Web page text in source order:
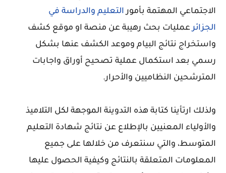
الاجتماعي المهتمة بأمور التعليم والدراسة في
الجزائرعمليات بحث رهيبة عن منصة او موقع كشف
واستخراج نتائج البيام وموعد الكشف عنها بشكل
رسمي بعد استكمال عملية تصحيح أوراق واجابات
المترشحين النظاميين والأحرار.
ولذلك ارتأينا كتابة هذه التدوينة الموجهة لكل التلاميذ
والأولياء المعنيين بالإطلاع عن نتائج شهادة التعليم
المتوسط، والتي سنتعرف من خلالها على جميع
المعلومات المتعلقة بالنتائج وكيفية الحصول عليها